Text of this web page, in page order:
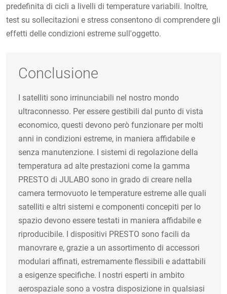
predefinita di cicli a livelli di temperature variabili. Inoltre,
test su sollecitazioni e stress consentono di comprendere gli
effetti delle condizioni estreme sull'oggetto.
Conclusione
I satelliti sono irrinunciabili nel nostro mondo
ultraconnesso. Per essere gestibili dal punto di vista
economico, questi devono però funzionare per molti
anni in condizioni estreme, in maniera affidabile e
senza manutenzione. I sistemi di regolazione della
temperatura ad alte prestazioni come la gamma
PRESTO di JULABO sono in grado di creare nella
camera termovuoto le temperature estreme alle quali
satelliti e altri sistemi e componenti concepiti per lo
spazio devono essere testati in maniera affidabile e
riproducibile. I dispositivi PRESTO sono facili da
manovrare e, grazie a un assortimento di accessori
modulari affinati, estremamente flessibili e adattabili
a esigenze specifiche. I nostri esperti in ambito
aerospaziale sono a vostra disposizione in qualsiasi